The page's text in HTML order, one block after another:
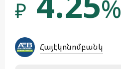
₽ %
Հայէկոնոմբանկ